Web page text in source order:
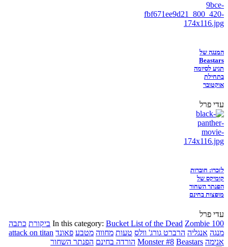
המנגה של
Beastars
תגיע לסיומה
בתחילת
אוקטובר
עדי פרל
לזכרו: חוברות
קומיקס של
הפנתר השחור
מופצות בחינם
עדי פרל
In this category: Bucket List of the Dead Zombie 100 ביקורת כתבה
מנגה אנגליה הרברט גורג' וולס טעות מחווה מטבע פאונד attack on titan
אנימה
Monster #8 Beastars הורדה בחינם הפנתר השחור